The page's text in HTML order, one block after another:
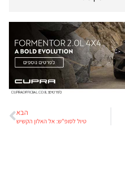
הבא
טיול לסופ"ש: אל האלון הקשיש